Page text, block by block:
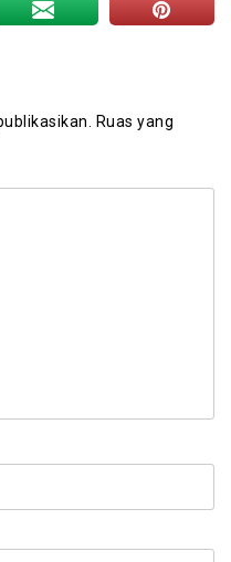
Ruas yang